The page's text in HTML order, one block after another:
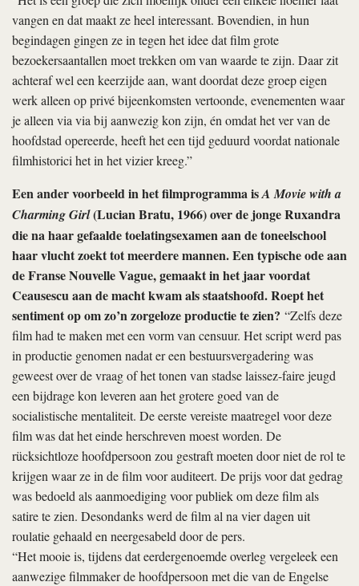
vangen en dat maakt ze heel interessant. Bovendien, in hun
begindagen gingen ze in tegen het idee dat film grote
bezoekersaantallen moet trekken om van waarde te zijn. Daar zit
achteraf wel een keerzijde aan, want doordat deze groep eigen
werk alleen op privé bijeenkomsten vertoonde, evenementen waar
je alleen via via bij aanwezig kon zijn, én omdat het ver van de
hoofdstad opereerde, heeft het een tijd geduurd voordat nationale
filmhistorici het in het vizier kreeg.”
Een ander voorbeeld in het filmprogramma isA Movie with a
Charming Girl(Lucian Bratu, 1966) over de jonge Ruxandra
die na haar gefaalde toelatingsexamen aan de toneelschool
haar vlucht zoekt tot meerdere mannen. Een typische ode aan
de Franse Nouvelle Vague, gemaakt in het jaar voordat
Ceausescu aan de macht kwam als staatshoofd. Roept het
sentiment op om zo’n zorgeloze productie te zien? “Zelfs deze
film had te maken met een vorm van censuur. Het script werd pas
in productie genomen nadat er een bestuursvergadering was
geweest over de vraag of het tonen van stadse laissez-faire jeugd
een bijdrage kon leveren aan het grotere goed van de
socialistische mentaliteit. De eerste vereiste maatregel voor deze
film was dat het einde herschreven moest worden. De
rücksichtloze hoofdpersoon zou gestraft moeten door niet de rol te
krijgen waar ze in de film voor auditeert. De prijs voor dat gedrag
was bedoeld als aanmoediging voor publiek om deze film als
satire te zien. Desondanks werd de film al na vier dagen uit
roulatie gehaald en neergesabeld door de pers.
“Het mooie is, tijdens dat eerdergenoemde overleg vergeleek een
aanwezige filmmaker de hoofdpersoon met die van de Engelse